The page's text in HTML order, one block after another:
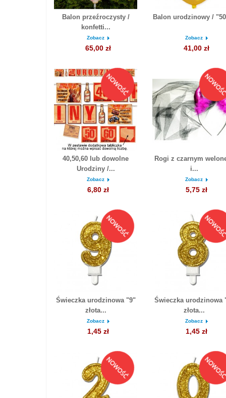
Balon przeźroczysty /
konfetti...
Zobacz
65,00 zł
Balon urodzinowy /
Zobacz
41,00 zł
40,50,60 lub dowolne
Urodziny /...
Zobacz
6,80 zł
Rogi z czarnym
i...
Zobacz
5,75 zł
Świeczka urodzinowa "9"
złota...
Zobacz
1,45 zł
Świeczka urodzinowa
złota...
Zobacz
1,45 zł